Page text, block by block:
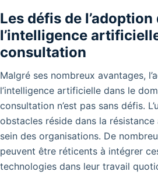
Les défis de l’adoption
l’intelligence
consultation
Malgré ses nombreux avantages,
l’intelligence artificielle dans le
consultation n’est pas sans défis.
obstacles réside dans la résistance
sein des organisations. De
peuvent être réticents à intégrer
technologies dans leur travail